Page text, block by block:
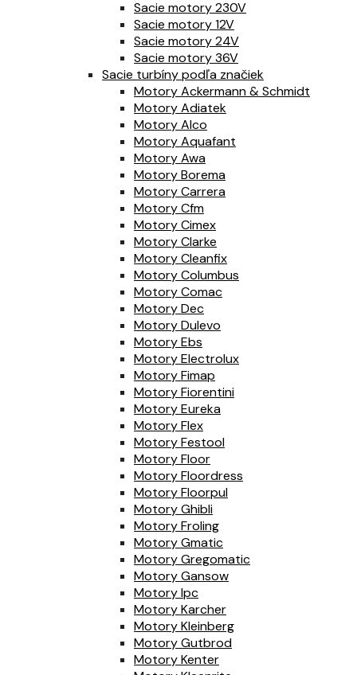
Sacie motory 230V
Sacie motory 12V
Sacie motory 24V
Sacie motory 36V
Sacie turbíny podľa značiek
Motory Ackermann & Schmidt
Motory Adiatek
Motory Alco
Motory Aquafant
Motory Awa
Motory Borema
Motory Carrera
Motory Cfm
Motory Cimex
Motory Clarke
Motory Cleanfix
Motory Columbus
Motory Comac
Motory Dec
Motory Dulevo
Motory Ebs
Motory Electrolux
Motory Fimap
Motory Fiorentini
Motory Eureka
Motory Flex
Motory Festool
Motory Floor
Motory Floordress
Motory Floorpul
Motory Ghibli
Motory Froling
Motory Gmatic
Motory Gregomatic
Motory Gansow
Motory Ipc
Motory Karcher
Motory Kleinberg
Motory Gutbrod
Motory Kenter